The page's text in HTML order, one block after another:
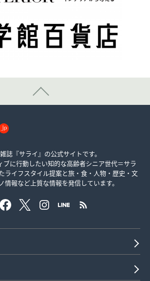
誌『サライ』の公式サイトです。
ブに行動したい知的な高齢者シニア世代＝サラ
ライフスタイル提案と旅・食・人物・歴史・文
情報など上質な情報を発信しています。